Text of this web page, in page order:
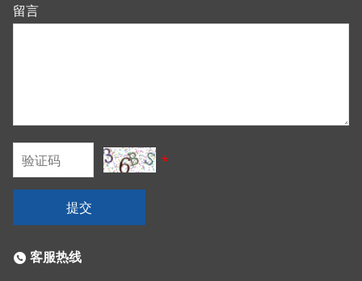
留言
*
提交
客服热线